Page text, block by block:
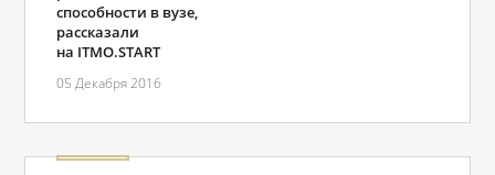
способности в вузе,
рассказали
на ITMO.START
05 Декабря 2016